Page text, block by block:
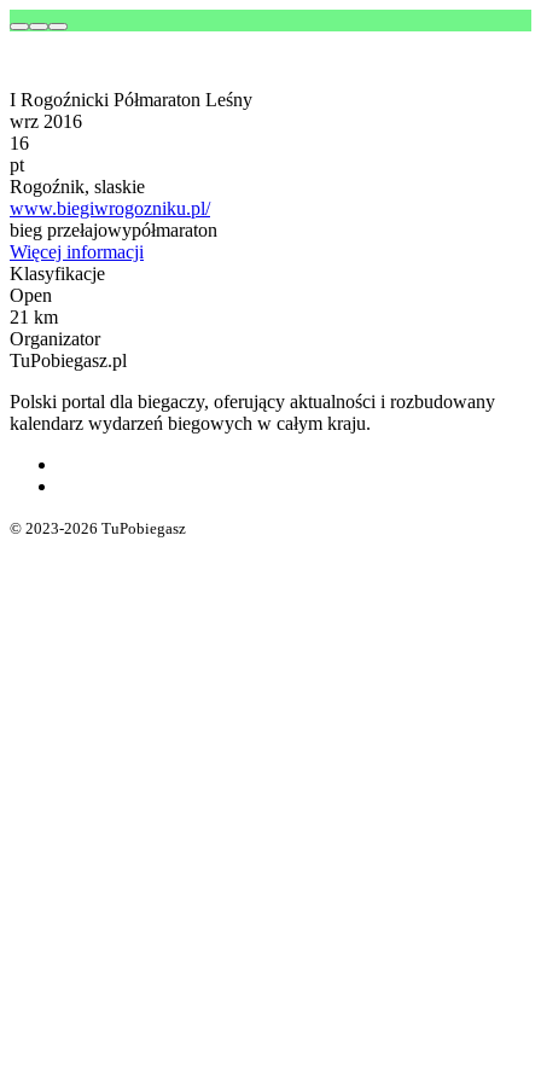
I Rogoźnicki Półmaraton Leśny
wrz 2016
16
pt
Rogoźnik, slaskie
www.biegiwrogozniku.pl/
bieg przełajowypółmaraton
Więcej informacji
Klasyfikacje
Open
21 km
Organizator
TuPobiegasz.pl
Polski portal dla biegaczy, oferujący aktualności i rozbudowany
kalendarz wydarzeń biegowych w całym kraju.
© 2023-2026 TuPobiegasz